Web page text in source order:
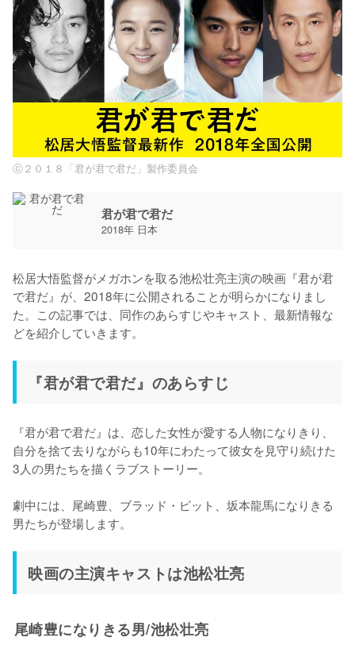
ⓒ２０１８「君が君で君だ」製作委員会
君が君で君だ
2018年 日本
松居大悟監督がメガホンを取る池松壮亮主演の映画『君が君
で君だ』が、2018年に公開されることが明らかになりまし
た。この記事では、同作のあらすじやキャスト、最新情報な
どを紹介していきます。
『君が君で君だ』のあらすじ
『君が君で君だ』は、恋した女性が愛する人物になりきり、
自分を捨て去りながらも10年にわたって彼女を見守り続けた
3人の男たちを描くラブストーリー。
劇中には、尾崎豊、ブラッド・ピット、坂本龍馬になりきる
男たちが登場します。
映画の主演キャストは池松壮亮
尾崎豊になりきる男/池松壮亮